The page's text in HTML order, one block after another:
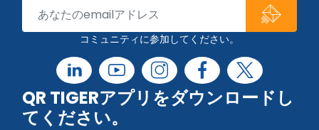
コミュニティに参加してください。
QR TIGERアプリをダウンロードし
てください。